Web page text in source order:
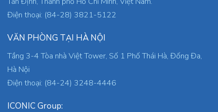
Điện thoại: (84-28) 3821-5122
VĂN PHÒNG TẠI HÀ NỘI
Tầng 3-4 Tòa nhà Việt Tower, Số 1 Phố Thái Hà, Đống Đa,
Hà Nội
Điện thoại: (84-24) 3248-4446
ICONIC Group: